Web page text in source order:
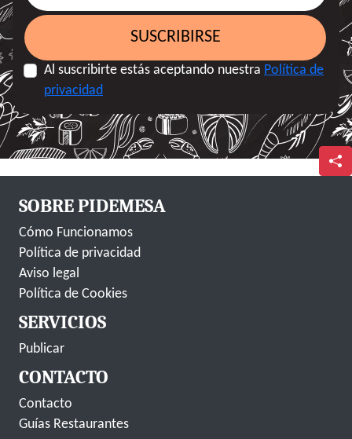
SUSCRIBIRSE
Al suscribirte estás aceptando nuestra Política de
privacidad
SOBRE PIDEMESA
Cómo Funcionamos
Política de privacidad
Aviso legal
Política de Cookies
SERVICIOS
Publicar
CONTACTO
Contacto
Guías Restaurantes